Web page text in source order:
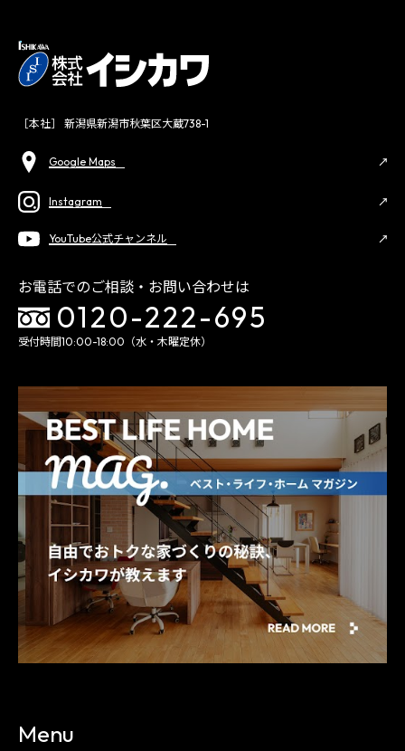
［本社］ 新潟県新潟市秋葉区大蔵738-1
Google Maps
Instagram
YouTube公式チャンネル
お電話でのご相談・お問い合わせは
0120-222-695
受付時間10:00-18:00（水・木曜定休）
Menu